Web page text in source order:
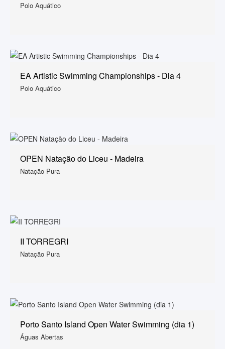
Polo Aquático
EA Artistic Swimming Championships - Dia 4
Polo Aquático
OPEN Natação do Liceu - Madeira
Natação Pura
II TORREGRI
Natação Pura
Porto Santo Island Open Water Swimming (dia 1)
Águas Abertas